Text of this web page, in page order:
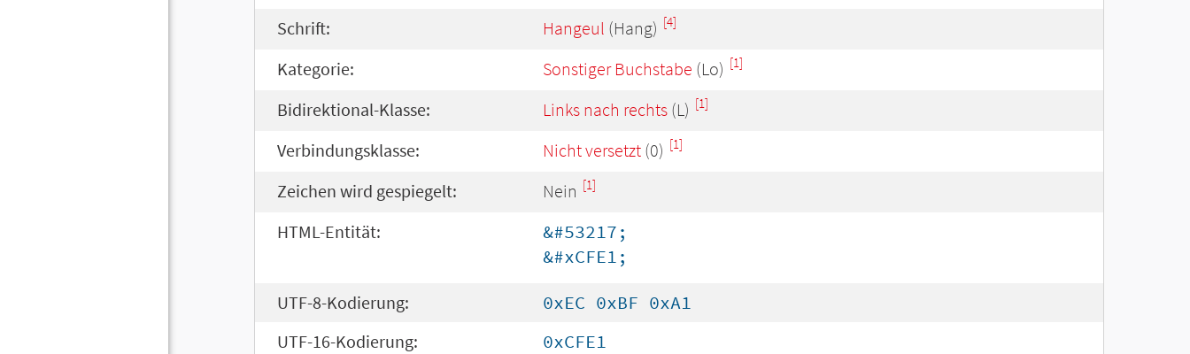
Schrift: Hangeul (Hang) [4]
Kategorie: Sonstiger Buchstabe (Lo) [1]
Bidirektional-Klasse: Links nach rechts (L) [1]
Verbindungsklasse: Nicht versetzt (0) [1]
Zeichen wird gespiegelt: Nein [1]
HTML-Entität:
&#53217;
&#xCFE1;
UTF-8-Kodierung:
0xEC 0xBF 0xA1
UTF-16-Kodierung:
0xCFE1